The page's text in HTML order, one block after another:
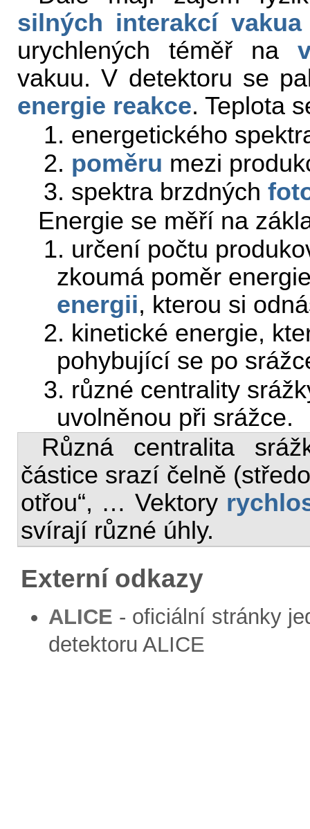
silných interakcí vakua
urychlených téměř na
vakuu. V detektoru se
energie reakce. Teplota
1. energetického
2. poměru mezi
3. spektra brzdných
Energie se měří na
1. určení počtu
zkoumá poměr
energii, kterou si
2. kinetické energie,
pohybující se po
3. různé centrality
uvolněnou při srážce.
Různá centralita
částice srazí čelně
otřou“, … Vektory
svírají různé úhly.
Externí odkazy
ALICE - oficiální stránky
detektoru ALICE